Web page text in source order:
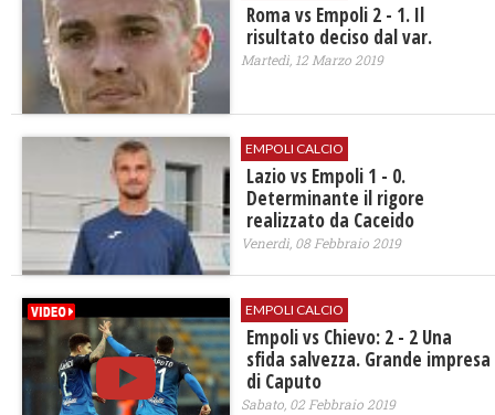
Roma vs Empoli 2 - 1. Il
risultato deciso dal var.
Martedì, 12 Marzo 2019
EMPOLI CALCIO
Lazio vs Empoli 1 - 0.
Determinante il rigore
realizzato da Caceido
Venerdì, 08 Febbraio 2019
EMPOLI CALCIO
Empoli vs Chievo: 2 - 2 Una
sfida salvezza. Grande impresa
di Caputo
Sabato, 02 Febbraio 2019